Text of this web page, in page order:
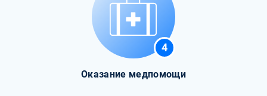
4
Оказание медпомощи